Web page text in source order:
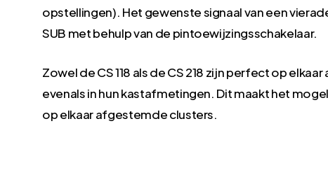
opstellingen). Het gewenste signaal van een
SUB met behulp van de pintoewijzingsschakelaar.
Zowel de CS 118 als de CS 218 zijn perfect op
evenals in hun kastafmetingen. Dit maakt het
op elkaar afgestemde clusters.